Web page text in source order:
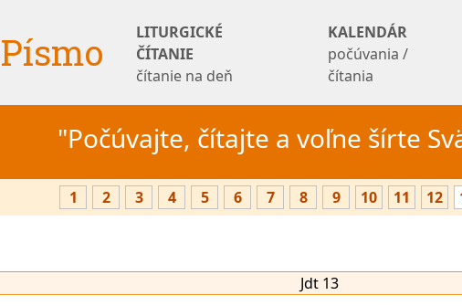
Písmo
LITURGICKÉ
ČÍTANIE
čítanie na deň
KALENDÁR
počúvania /
čítania
"Počúvajte, čítajte a voľne šírte
1 2 3 4 5 6 7 8 9 10 11 12
Jdt 13